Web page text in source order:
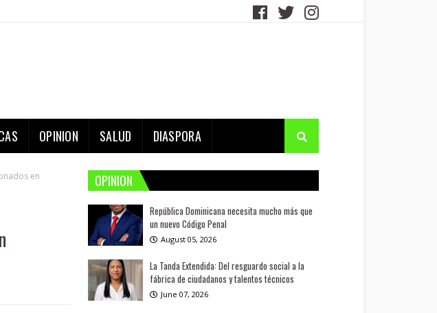
OPINION SALUD DIASPORA
en
OPINION
República Dominicana necesita mucho más que
un nuevo Código Penal
August 05, 2026
La Tanda Extendida: Del resguardo social a la
fábrica de ciudadanos y talentos técnicos
June 07, 2026